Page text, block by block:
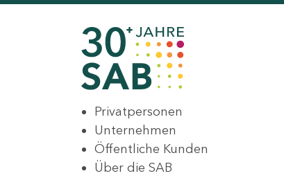
Privatpersonen
Unternehmen
Öffentliche Kunden
Über die SAB